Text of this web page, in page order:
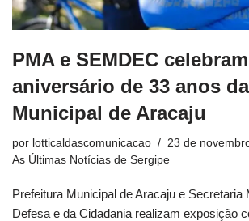
PMA e SEMDEC celebram
aniversário de 33 anos
Municipal de Aracaju
por lotticaldascomunicacao
23 de
As Últimas Notícias de Sergipe
Prefeitura Municipal de Aracaju e Secretaria
Defesa e da Cidadania realizam exposição